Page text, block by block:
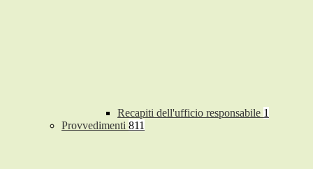
Recapiti dell'ufficio responsabile 1
Provvedimenti 811